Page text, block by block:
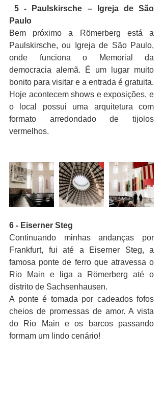
5 - Paulskirsche – Igreja de São
Paulo
Bem próximo a Römerberg está a
Paulskirsche, ou Igreja de São Paulo,
onde funciona o Memorial da
democracia alemã. É um lugar muito
bonito para visitar e a entrada é gratuita.
Hoje acontecem shows e exposições, e
o local possui uma arquitetura com
formato arredondado de tijolos
vermelhos.
6 - Eiserner Steg
Continuando minhas andanças por
Frankfurt, fui até a Eiserner Steg, a
famosa ponte de ferro que atravessa o
Rio Main e liga a Römerberg até o
distrito de Sachsenhausen.
A ponte é tomada por cadeados fofos
cheios de promessas de amor. A vista
do Rio Main e os barcos passando
formam um lindo cenário!